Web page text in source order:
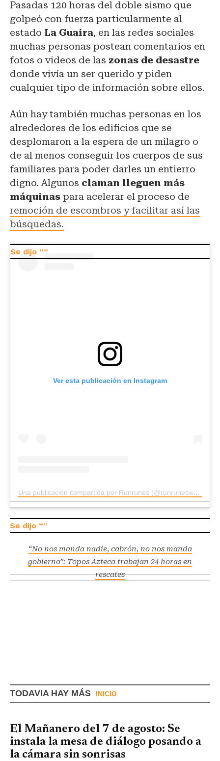
Pasadas 120 horas del doble sismo que
golpeó con fuerza particularmente al
estado La Guaira, en las redes sociales
muchas personas postean comentarios en
fotos o videos de las zonas de desastre
donde vivía un ser querido y piden
cualquier tipo de información sobre ellos.
Aún hay también muchas personas en los
alrededores de los edificios que se
desplomaron a la espera de un milagro o
de al menos conseguir los cuerpos de sus
familiares para poder darles un entierro
digno. Algunos claman lleguen más
máquinas para acelerar el proceso de
remoción de escombros y facilitar así las
búsquedas.
Ver esta publicación en Instagram
Una publicación compartida por Runrunes (@runrunesweb)
“No nos manda nadie, cabrón, no nos manda
gobierno”: Topos Azteca trabajan 24 horas en
rescates
TODAVIA HAY MÁS INICIO
El Mañanero del 7 de agosto: Se
instala la mesa de diálogo posando a
la cámara sin sonrisas